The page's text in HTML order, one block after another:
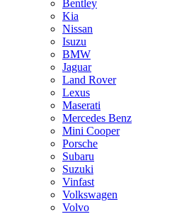
Bentley
Kia
Nissan
Isuzu
BMW
Jaguar
Land Rover
Lexus
Maserati
Mercedes Benz
Mini Cooper
Porsche
Subaru
Suzuki
Vinfast
Volkswagen
Volvo